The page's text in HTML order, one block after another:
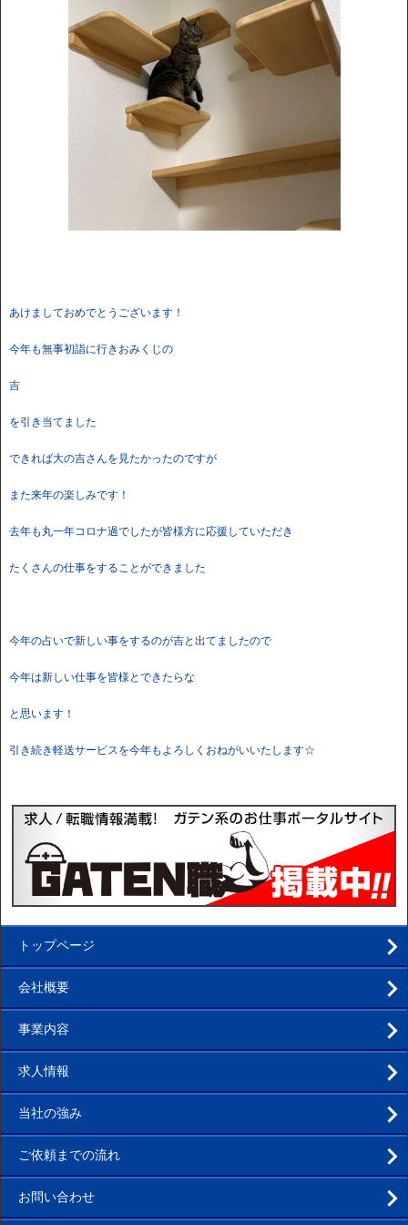
あけましておめでとうございます！
今年も無事初詣に行きおみくじの
吉
を引き当てました
できれば大の吉さんを見たかったのですが
また来年の楽しみです！
去年も丸一年コロナ過でしたが皆様方に応援していただき
たくさんの仕事をすることができました
今年の占いで新しい事をするのが吉と出てましたので
今年は新しい仕事を皆様とできたらな
と思います！
引き続き軽送サービスを今年もよろしくおねがいいたします☆
トップページ
会社概要
事業内容
求人情報
当社の強み
ご依頼までの流れ
お問い合わせ